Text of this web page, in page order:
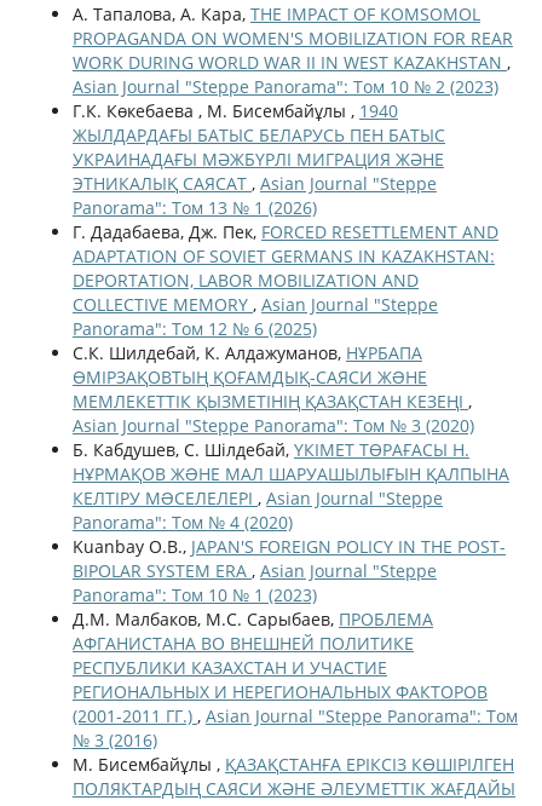
А. Тапалова, А. Кара, THE IMPACT OF KOMSOMOL
PROPAGANDA ON WOMEN'S MOBILIZATION FOR REAR
WORK DURING WORLD WAR II IN WEST KAZAKHSTAN ,
Asian Journal "Steppe Panorama": Том 10 № 2 (2023)
Г.К. Көкебаева , М. Бисембайұлы , 1940
ЖЫЛДАРДАҒЫ БАТЫС БЕЛАРУСЬ ПЕН БАТЫС
УКРАИНАДАҒЫ МӘЖБҮРЛІ МИГРАЦИЯ ЖӘНЕ
ЭТНИКАЛЫҚ САЯСАТ , Asian Journal "Steppe
Panorama": Том 13 № 1 (2026)
Г. Дадабаева, Дж. Пек, FORCED RESETTLEMENT AND
ADAPTATION OF SOVIET GERMANS IN KAZAKHSTAN:
DEPORTATION, LABOR MOBILIZATION AND
COLLECTIVE MEMORY , Asian Journal "Steppe
Panorama": Том 12 № 6 (2025)
С.К. Шилдебай, К. Алдажуманов, НҰРБАПА
ӨМІРЗАҚОВТЫҢ ҚОҒАМДЫҚ-САЯСИ ЖƏНЕ
МЕМЛЕКЕТТІК ҚЫЗМЕТІНІҢ ҚАЗАҚСТАН КЕЗЕҢІ ,
Asian Journal "Steppe Panorama": Том № 3 (2020)
Б. Кабдушев, С. Шілдебай, ҮКІМЕТ ТӨРАҒАСЫ Н.
НҰРМАҚОВ ЖƏНЕ МАЛ ШАРУАШЫЛЫҒЫН ҚАЛПЫНА
КЕЛТІРУ МƏСЕЛЕЛЕРІ , Asian Journal "Steppe
Panorama": Том № 4 (2020)
Kuanbay O.B., JAPAN'S FOREIGN POLICY IN THE POST-
BIPOLAR SYSTEM ERA , Asian Journal "Steppe
Panorama": Том 10 № 1 (2023)
Д.М. Малбаков, М.С. Сарыбаев, ПРОБЛЕМА
АФГАНИСТАНА ВО ВНЕШНЕЙ ПОЛИТИКЕ
РЕСПУБЛИКИ КАЗАХСТАН И УЧАСТИЕ
РЕГИОНАЛЬНЫХ И НЕРЕГИОНАЛЬНЫХ ФАКТОРОВ
(2001-2011 ГГ.) , Asian Journal "Steppe Panorama": Том
№ 3 (2016)
М. Бисембайұлы , ҚАЗАҚСТАНҒА ЕРІКСІЗ КӨШІРІЛГЕН
ПОЛЯКТАРДЫҢ САЯСИ ЖӘНЕ ӘЛЕУМЕТТІК ЖАҒДАЙЫ